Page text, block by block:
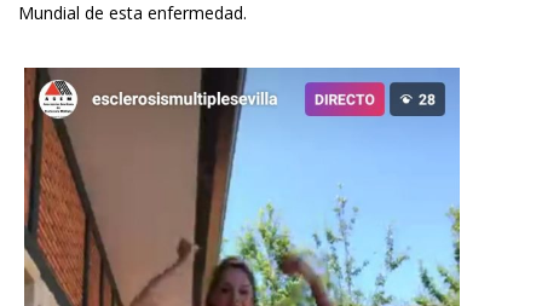
Mundial de esta enfermedad.